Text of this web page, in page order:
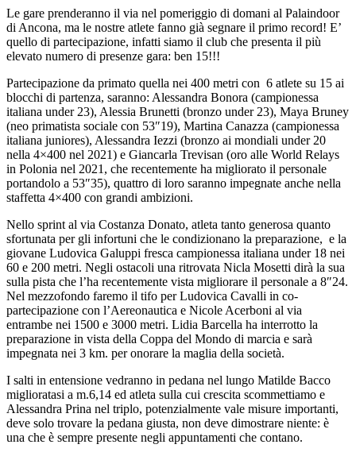
Le gare prenderanno il via nel pomeriggio di domani al Palaindoor
di Ancona, ma le nostre atlete fanno già segnare il primo record! E’
quello di partecipazione, infatti siamo il club che presenta il più
elevato numero di presenze gara: ben 15!!!
Partecipazione da primato quella nei 400 metri con 6 atlete su 15 ai
blocchi di partenza, saranno: Alessandra Bonora (campionessa
italiana under 23), Alessia Brunetti (bronzo under 23), Maya Bruney
(neo primatista sociale con 53″19), Martina Canazza (campionessa
italiana juniores), Alessandra Iezzi (bronzo ai mondiali under 20
nella 4×400 nel 2021) e Giancarla Trevisan (oro alle World Relays
in Polonia nel 2021, che recentemente ha migliorato il personale
portandolo a 53″35), quattro di loro saranno impegnate anche nella
staffetta 4×400 con grandi ambizioni.
Nello sprint al via Costanza Donato, atleta tanto generosa quanto
sfortunata per gli infortuni che le condizionano la preparazione, e la
giovane Ludovica Galuppi fresca campionessa italiana under 18 nei
60 e 200 metri. Negli ostacoli una ritrovata Nicla Mosetti dirà la sua
sulla pista che l’ha recentemente vista migliorare il personale a 8″24.
Nel mezzofondo faremo il tifo per Ludovica Cavalli in co-
partecipazione con l’Aereonautica e Nicole Acerboni al via
entrambe nei 1500 e 3000 metri. Lidia Barcella ha interrotto la
preparazione in vista della Coppa del Mondo di marcia e sarà
impegnata nei 3 km. per onorare la maglia della società.
I salti in entensione vedranno in pedana nel lungo Matilde Bacco
miglioratasi a m.6,14 ed atleta sulla cui crescita scommettiamo e
Alessandra Prina nel triplo, potenzialmente vale misure importanti,
deve solo trovare la pedana giusta, non deve dimostrare niente: è
una che è sempre presente negli appuntamenti che contano.